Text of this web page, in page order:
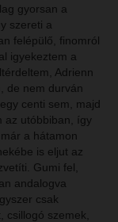
gyorsan a
szereti a
felépülő, finomról
igyekeztem a
Adrienn
de nem durván
centi sem, majd
az utóbbiban, így
a hátamon
is eljut az
Gumi fel,
andalogva
csak
szemek,